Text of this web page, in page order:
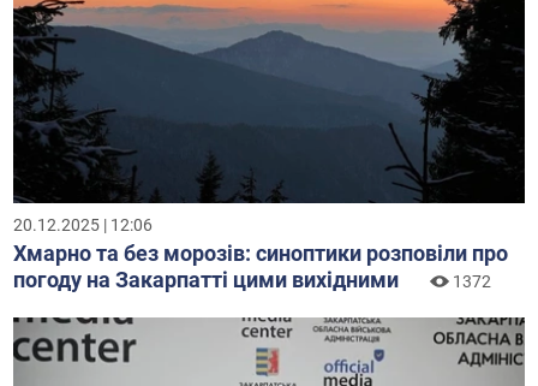
20.12.2025 | 12:06
Хмарно та без морозів: синоптики розповіли про
погоду на Закарпатті цими вихідними
1372